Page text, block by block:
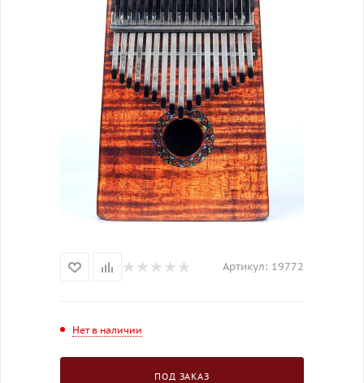
Артикул: 19772
Нет в наличии
ПОД ЗАКАЗ